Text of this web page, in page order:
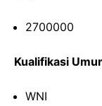
2700000
Kualifikasi
WNI